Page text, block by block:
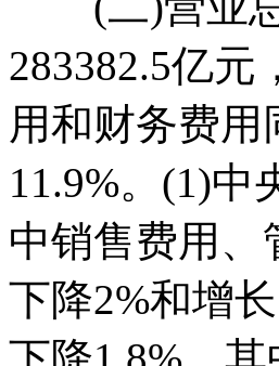
283382.5亿
用和财务费用
11.9%。(1)中
中销售费用、
下降2%和增